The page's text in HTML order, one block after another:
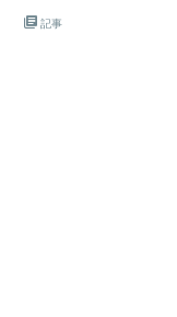
記事